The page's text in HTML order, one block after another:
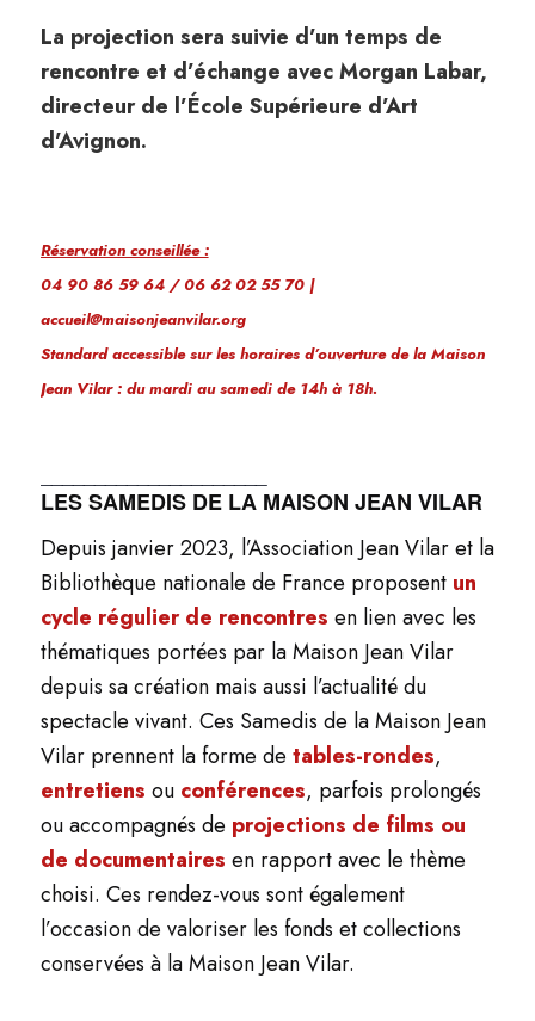
La projection sera suivie d’un temps de
rencontre et d’échange avec Morgan Labar,
directeur de l’École Supérieure d’Art
d’Avignon.
Réservation conseillée :
04 90 86 59 64 / 06 62 02 55 70 |
accueil@maisonjeanvilar.org
Standard accessible sur les horaires d’ouverture de la Maison
Jean Vilar : du mardi au samedi de 14h à 18h.
LES SAMEDIS DE LA MAISON JEAN VILAR
Depuis janvier 2023, l’Association Jean Vilar et la
Bibliothèque nationale de France proposent un
cycle régulier de rencontres en lien avec les
thématiques portées par la Maison Jean Vilar
depuis sa création mais aussi l’actualité du
spectacle vivant. Ces Samedis de la Maison Jean
Vilar prennent la forme de tables-rondes,
entretiens ou conférences, parfois prolongés
ou accompagnés de projections de films ou
de documentaires en rapport avec le thème
choisi. Ces rendez-vous sont également
l’occasion de valoriser les fonds et collections
conservées à la Maison Jean Vilar.